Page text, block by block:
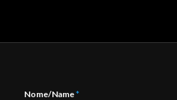
Nome/Name*